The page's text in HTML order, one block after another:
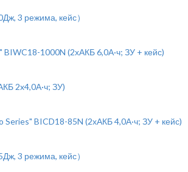
3 режима, кейс）
1000N (2хАКБ 6,0А·ч; ЗУ + кейс)
2x4,0А·ч; ЗУ)
BICD18-85N (2хАКБ 4,0А·ч; ЗУ + кейс)
3 режима, кейс）